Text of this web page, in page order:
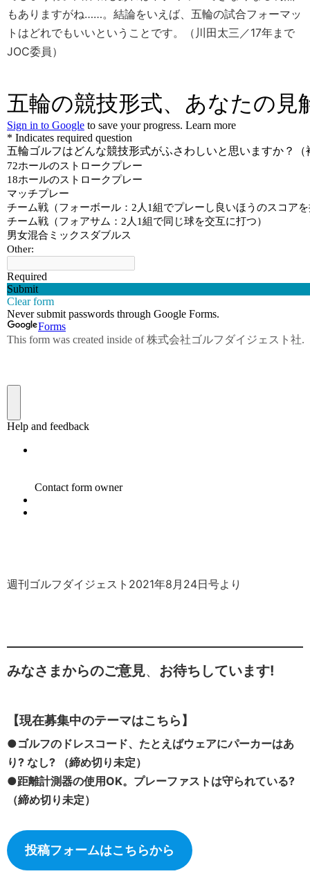
もありますがね……。結論をいえば、五輪の試合フォーマッ
トはどれでもいいということです。（川田太三／17年まで
JOC委員）
週刊ゴルフダイジェスト2021年8月24日号より
みなさまからのご意見、 お待ちしています!
【現在募集中のテーマはこちら】
●ゴルフのドレスコード、たとえばウェアにパーカーはあ
り? なし? （締め切り未定）
●距離計測器の使用OK。プレーファストは守られている?
（締め切り未定）
投稿フォームはこちらから